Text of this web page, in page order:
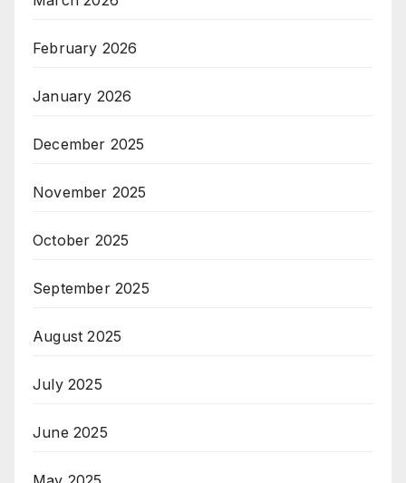
February 2026
January 2026
December 2025
November 2025
October 2025
September 2025
August 2025
July 2025
June 2025